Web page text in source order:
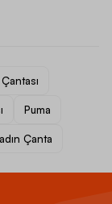
Puma
Çanta